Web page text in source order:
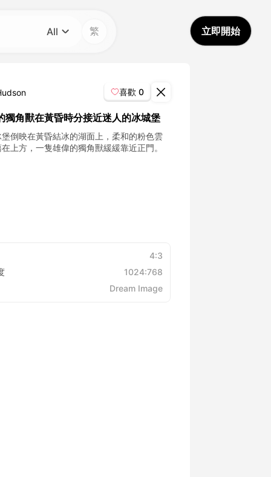
All
Avatar Video
Pet Video
繁 立即開始
喜歡 0
獨角獸在黃昏時分接近迷人的冰城堡
倒映在黃昏結冰的湖面上，柔和的粉色雲
上方，一隻雄偉的獨角獸緩緩靠近正門。
4:3
1024:768
Dream Image